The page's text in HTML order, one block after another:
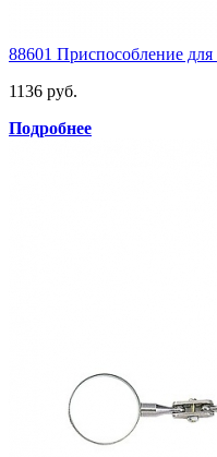
88601 Приспособление
1136 руб.
Подробнее